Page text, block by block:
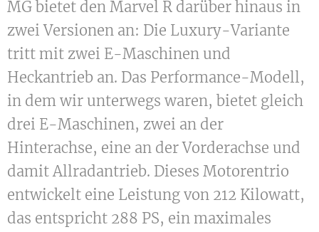
MG bietet den Marvel R darüber hinaus in
zwei Versionen an: Die Luxury-Variante
tritt mit zwei E-Maschinen und
Heckantrieb an. Das Performance-Modell,
in dem wir unterwegs waren, bietet gleich
drei E-Maschinen, zwei an der
Hinterachse, eine an der Vorderachse und
damit Allradantrieb. Dieses Motorentrio
entwickelt eine Leistung von 212 Kilowatt,
das entspricht 288 PS, ein maximales